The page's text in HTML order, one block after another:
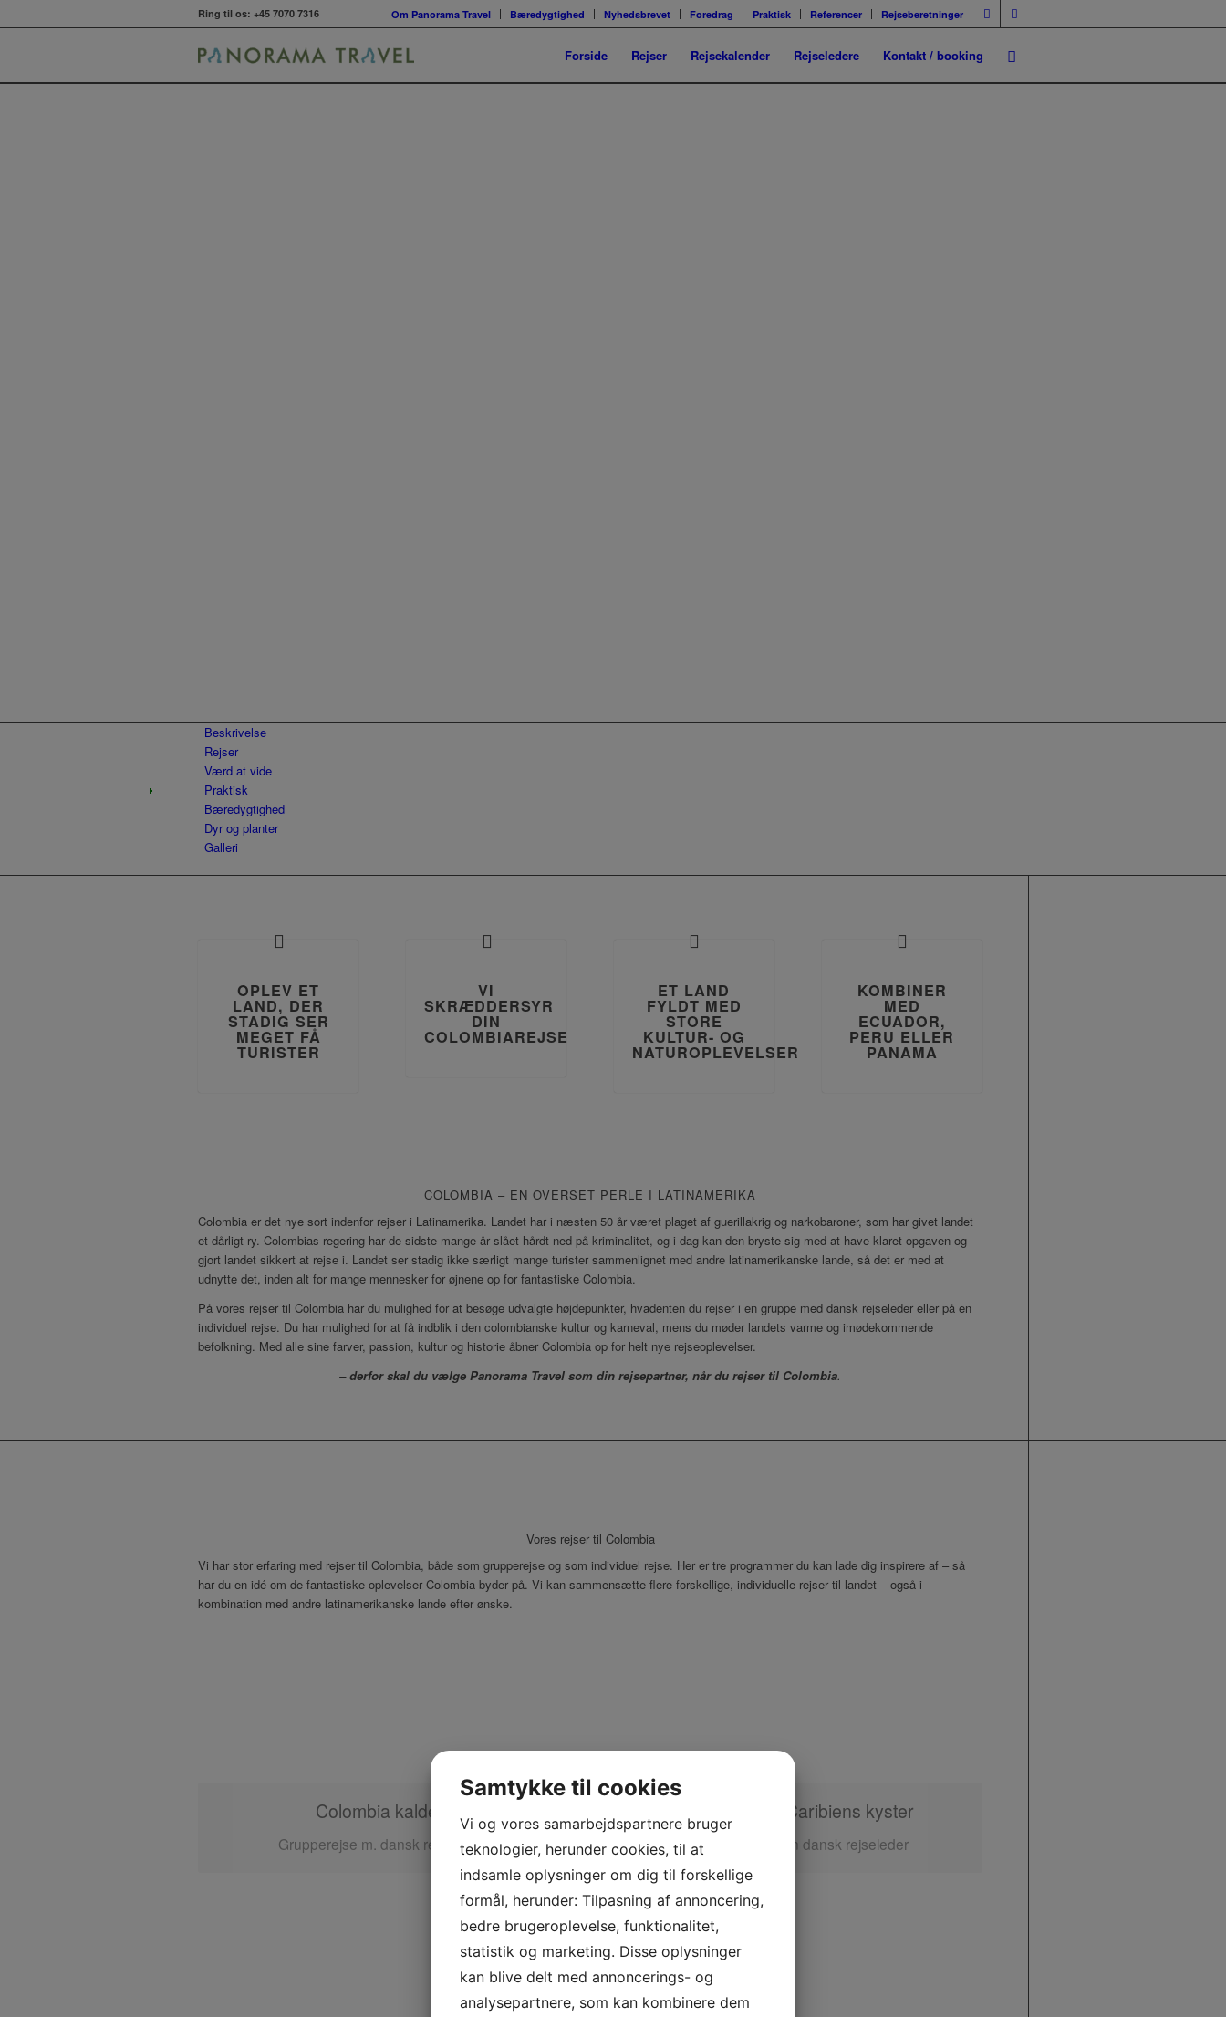
Om Panorama Travel Bæredygtighed Nyhedsbrevet Foredrag Praktisk Referencer Rejseberetninger
Ring til os: +45 7070 7316
Forside Rejser Rejsekalender Rejseledere Kontakt / booking
Beskrivelse
Rejser
Værd at vide
Praktisk
Bæredygtighed
Dyr og planter
Galleri
OPLEV ET
LAND, DER
STADIG SER
MEGET FÅ
TURISTER
VI
SKRÆDDERSYR
DIN
COLOMBIAREJSE
ET LAND
FYLDT MED
STORE
KULTUR- OG
NATUROPLEVELSER
KOMBINER
MED
ECUADOR,
PERU ELLER
PANAMA
COLOMBIA – EN OVERSET PERLE I LATINAMERIKA
Colombia er det nye sort indenfor rejser i Latinamerika. Landet har i næsten 50 år været plaget af guerillakrig og narkobaroner, som har givet landet
et dårligt ry. Colombias regering har de sidste mange år slået hårdt ned på kriminalitet, og i dag kan den bryste sig med at have klaret opgaven og
gjort landet sikkert at rejse i. Landet ser stadig ikke særligt mange turister sammenlignet med andre latinamerikanske lande, så det er med at
udnytte det, inden alt for mange mennesker for øjnene op for fantastiske Colombia.
På vores rejser til Colombia har du mulighed for at besøge udvalgte højdepunkter, hvadenten du rejser i en gruppe med dansk rejseleder eller på en
individuel rejse. Du har mulighed for at få indblik i den colombianske kultur og karneval, mens du møder landets varme og imødekommende
befolkning. Med alle sine farver, passion, kultur og historie åbner Colombia op for helt nye rejseoplevelser.
– derfor skal du vælge Panorama Travel som din rejsepartner, når du rejser til Colombia.
Vores rejser til Colombia
Vi har stor erfaring med rejser til Colombia, både som grupperejse og som individuel rejse. Her er tre programmer du kan lade dig inspirere af – så
har du en idé om de fantastiske oplevelser Colombia byder på. Vi kan sammensætte flere forskellige, individuelle rejser til landet – også i
kombination med andre latinamerikanske lande efter ønske.
Colombia kalder!
Grupperejse m. dansk rejseleder
Højlandet og Caribiens kyster
Individuelt – uden dansk rejseleder
Samtykke til cookies
Vi og vores samarbejdspartnere bruger
teknologier, herunder cookies, til at
indsamle oplysninger om dig til forskellige
formål, herunder: Tilpasning af annoncering,
bedre brugeroplevelse, funktionalitet,
statistik og marketing. Disse oplysninger
kan blive delt med annoncerings- og
analysepartnere, som kan kombinere dem